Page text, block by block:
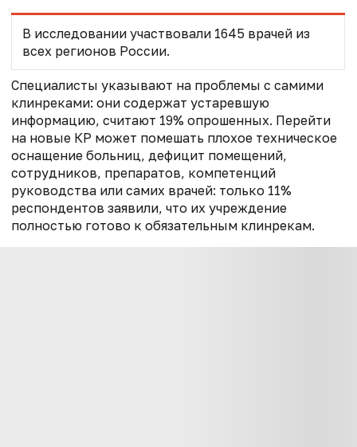
В исследовании участвовали 1645 врачей из
всех регионов России.
Специалисты указывают на проблемы с самими
клинреками: они содержат устаревшую
информацию, считают 19% опрошенных. Перейти
на новые КР может помешать плохое техническое
оснащение больниц, дефицит помещений,
сотрудников, препаратов, компетенций
руководства или самих врачей: только 11%
респондентов заявили, что их учреждение
полностью готово к обязательным клинрекам.